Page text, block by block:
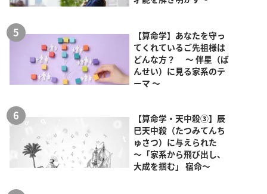
【算命学】あなたを守っ
てくれているご先祖様は
どんな方？ ～ 伴星（ば
んせい）に見る家系のテ
ーマ ～
【算命学・天中殺③】辰
巳天中殺（たつみてんち
ゅさつ）に与えられた
～「家系から飛び出し、
大成を掴む」 宿命～